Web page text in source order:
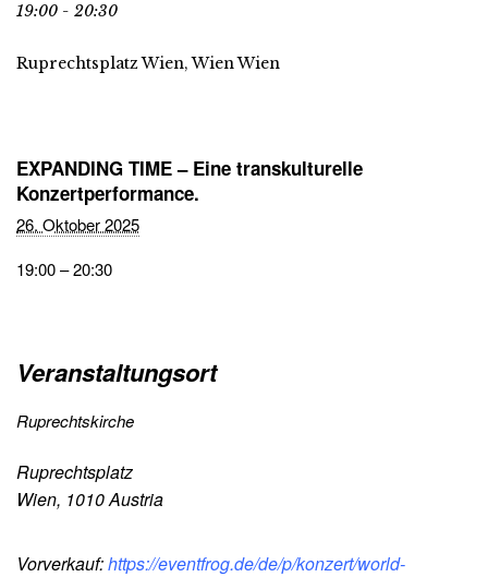
19:00 - 20:30
Ruprechtsplatz Wien, Wien Wien
EXPANDING TIME – Eine transkulturelle
Konzertperformance.
26. Oktober 2025
19:00 – 20:30
Veranstaltungsort
Ruprechtskirche
Ruprechtsplatz
Wien, 1010Austria
Vorverkauf:https://eventfrog.de/de/p/konzert/world-